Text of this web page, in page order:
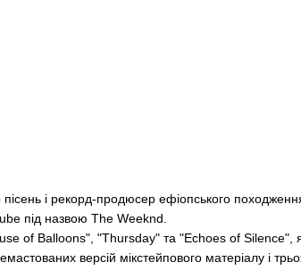
і рекорд-продюсер ефіопського
під назвою The Weeknd.
of Balloons", "Thursday" та "Echoes of Silence",
версій мікстейпового матеріалу і